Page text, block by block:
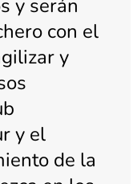
y serán
con el
y
y el
de la